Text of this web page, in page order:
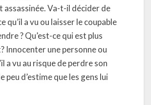
assassinée. Va-t-il décider de
qu’il a vu ou laisser le coupable
? Qu’est-ce qui est plus
Innocenter une personne ou
a vu au risque de perdre son
peu d’estime que les gens lui